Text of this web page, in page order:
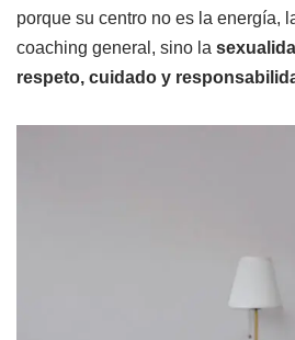
porque su centro no es la energía,
coaching general, sino la
respeto, cuidado y